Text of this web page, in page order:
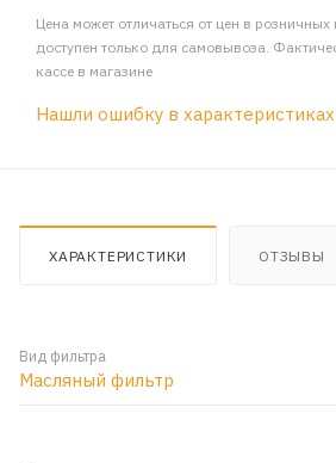
Цена может отличаться от цен в розничных
доступен только для самовывоза.
кассе в магазине
Нашли ошибку в
ХАРАКТЕРИСТИКИ ОТЗЫВЫ
Вид фильтра
Масляный фильтр